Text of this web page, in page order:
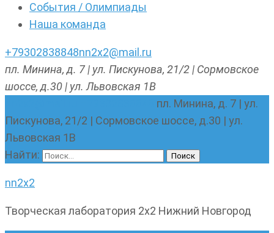
События / Олимпиады
Наша команда
+79302838848nn2x2@mail.ru
пл. Минина, д. 7 | ул. Пискунова, 21/2 | Сормовское
шоссе, д.30 | ул. Львовская 1В
пл. Минина, д. 7 | ул.
Пискунова, 21/2 | Сормовское шоссе, д.30 | ул.
Львовская 1В
Найти:
nn2x2
Творческая лаборатория 2х2 Нижний Новгород